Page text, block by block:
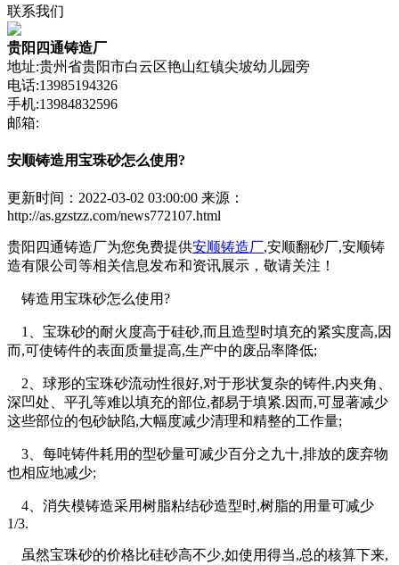
联系我们
贵阳四通铸造厂
地址:贵州省贵阳市白云区艳山红镇尖坡幼儿园旁
电话:13985194326
手机:13984832596
邮箱:
安顺铸造用宝珠砂怎么使用?
更新时间：2022-03-02 03:00:00 来源：
http://as.gzstzz.com/news772107.html
贵阳四通铸造厂为您免费提供安顺铸造厂,安顺翻砂厂,安顺铸
造有限公司等相关信息发布和资讯展示，敬请关注！
铸造用宝珠砂怎么使用?
1、宝珠砂的耐火度高于硅砂,而且造型时填充的紧实度高,因
而,可使铸件的表面质量提高,生产中的废品率降低;
2、球形的宝珠砂流动性很好,对于形状复杂的铸件,内夹角、
深凹处、平孔等难以填充的部位,都易于填紧.因而,可显著减少
这些部位的包砂缺陷,大幅度减少清理和精整的工作量;
3、每吨铸件耗用的型砂量可减少百分之九十,排放的废弃物
也相应地减少;
4、消失模铸造采用树脂粘结砂造型时,树脂的用量可减少
1/3.
虽然宝珠砂的价格比硅砂高不少,如使用得当,总的核算下来,